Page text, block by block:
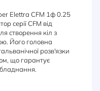
Elettra CFM 1ф 0.25
серії CFM від
створення кіл з
Його головна
розв'язки
що гарантує